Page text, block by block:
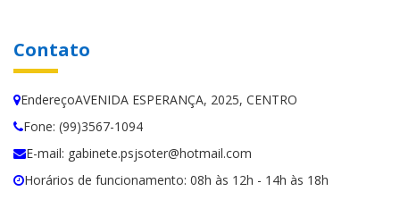
Contato
EndereçoAVENIDA ESPERANÇA, 2025, CENTRO
Fone: (99)3567-1094
E-mail: gabinete.psjsoter@hotmail.com
Horários de funcionamento: 08h às 12h - 14h às 18h